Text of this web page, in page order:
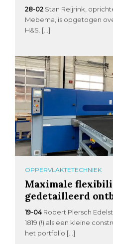
28-02 Stan Reijrink,
Mebema, is opgetogen
H&S. […]
OPPERVLAKTETECHNIEK
Maximale
gedetailleerd
19-04 Robert Plersch
1819 (!) als een kleine
het portfolio […]